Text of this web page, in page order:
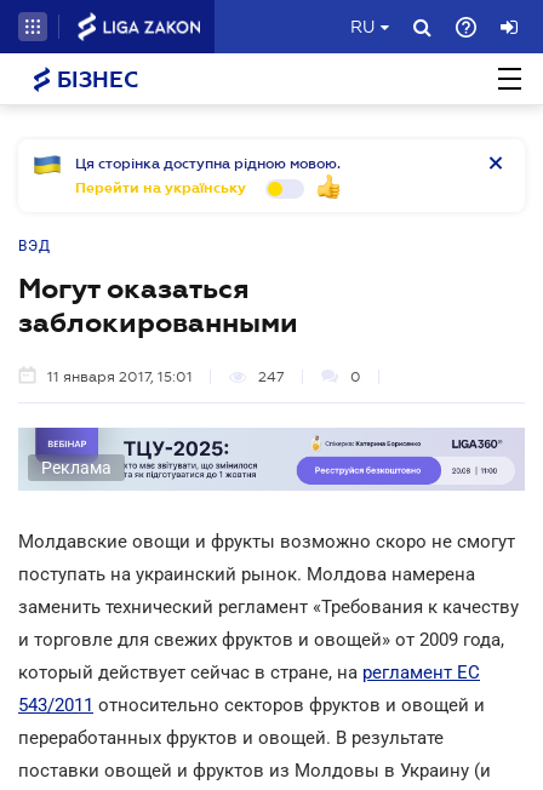
RU
БІЗНЕС
Ця сторінка доступна рідною мовою.
Перейти на українську
ВЭД
Могут оказаться
заблокированными
11 января 2017, 15:01 247 0
Реклама
Молдавские овощи и фрукты возможно скоро не смогут
поступать на украинский рынок. Молдова намерена
заменить технический регламент «Требования к качеству
и торговле для свежих фруктов и овощей» от 2009 года,
который действует сейчас в стране, на регламент ЕС
543/2011 относительно секторов фруктов и овощей и
переработанных фруктов и овощей. В результате
поставки овощей и фруктов из Молдовы в Украину (и